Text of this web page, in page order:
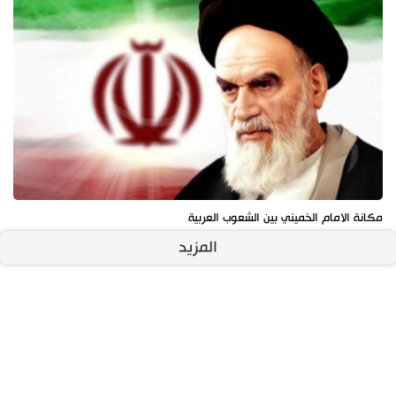
مكانة الامام الخميني بين الشعوب العربية
المزيد